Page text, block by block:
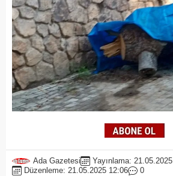
Ada Gazetesi
Yayınlama: 21.05.2025
Düzenleme: 21.05.2025 12:06
0